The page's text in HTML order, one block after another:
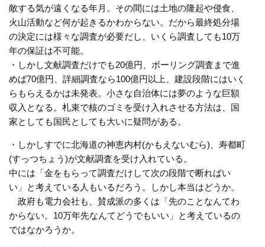
敵する気が遠くなる年月。その間には土地の隆起や侵食、
火山活動など何が起きるかわからない。だから最終処分場
の決定には様々な調査が必要だし、いくら調査しても10万
年の保証は不可能。
・しかし文献調査だけでも20億円、ボーリング調査まで進
めば70億円、詳細調査なら100億円以上、建設段階にはいく
らもらえるかは未発表。小さな自治体には夢のような巨額
収入となる。札束で核のゴミを受け入れさせる方法は、国
家としても国民としても大いに疑問がある。
・しかしすでに北海道の神恵内村(かもえないむら)、寿都町
(すっつちょう)が文献調査を受け入れている。
中には「金をもらって調査だけして次の段階で断ればい
い」と考えている人もいるだろう。しかし本当はどうか。
政府も電力会社も、賛成派の多くは「先のことなんてわ
からない。10万年先なんてどうでもいい」と考えているの
ではなかろうか。